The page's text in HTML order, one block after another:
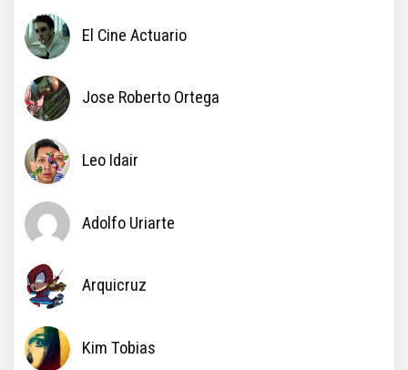
El Cine Actuario
Jose Roberto Ortega
Leo Idair
Adolfo Uriarte
Arquicruz
Kim Tobias